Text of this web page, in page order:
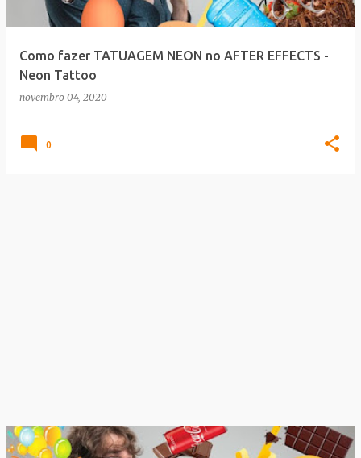
Como fazer TATUAGEM NEON no AFTER EFFECTS -
Neon Tattoo
novembro 04, 2020
0